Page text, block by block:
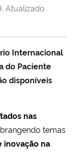
. Atualizado
Internacional
do Paciente
disponíveis
nas
temas
inovação na